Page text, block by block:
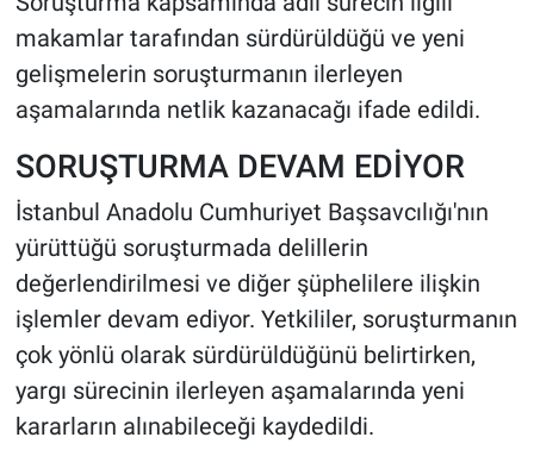
makamlar tarafından sürdürüldüğü ve yeni
gelişmelerin soruşturmanın ilerleyen
aşamalarında netlik kazanacağı ifade edildi.
SORUŞTURMA DEVAM EDİYOR
İstanbul Anadolu Cumhuriyet Başsavcılığı'nın
yürüttüğü soruşturmada delillerin
değerlendirilmesi ve diğer şüphelilere ilişkin
işlemler devam ediyor. Yetkililer, soruşturmanın
çok yönlü olarak sürdürüldüğünü belirtirken,
yargı sürecinin ilerleyen aşamalarında yeni
kararların alınabileceği kaydedildi.